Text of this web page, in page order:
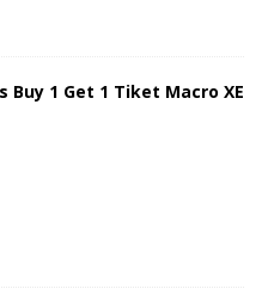
Buy 1 Get 1 Tiket Macro XE